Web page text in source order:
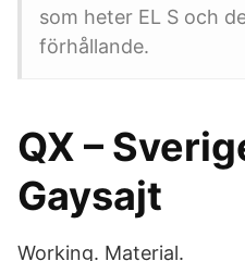
som heter EL S och
förhållande.
QX –
Gaysajt
Working. Material.